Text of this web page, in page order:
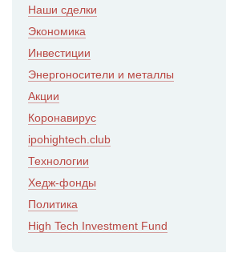
Наши сделки
Экономика
Инвестиции
Энергоносители и металлы
Акции
Коронавирус
ipohightech.club
Технологии
Хедж-фонды
Политика
High Tech Investment Fund